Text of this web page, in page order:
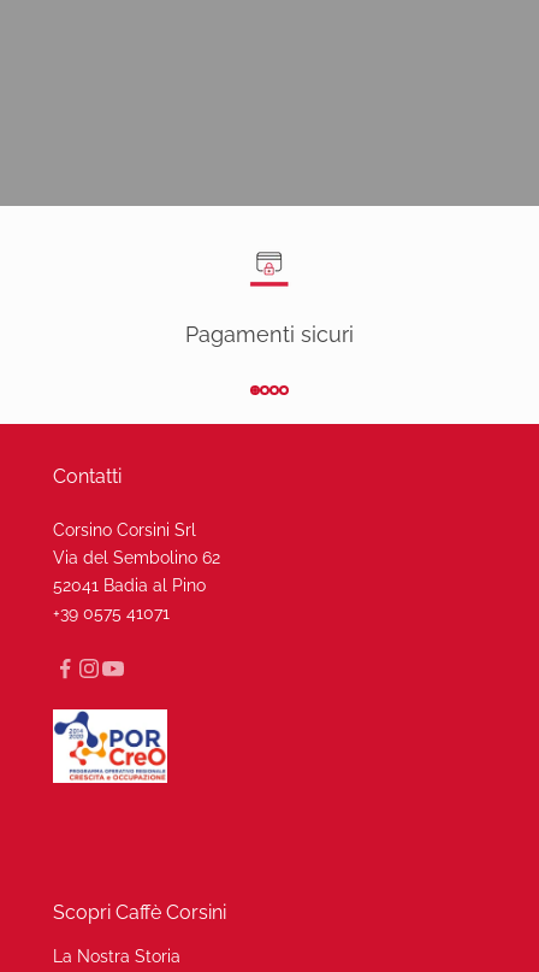
Pagamenti sicuri
Vai all'articolo 1
Vai all'articolo 2
Vai all'articolo 3
Vai all'articolo 4
Contatti
Corsino Corsini Srl
Via del Sembolino 62
52041 Badia al Pino
+39 0575 41071
Scopri Caffè Corsini
La Nostra Storia